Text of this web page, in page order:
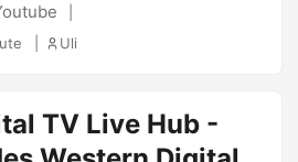
Uli
TV Live Hub -